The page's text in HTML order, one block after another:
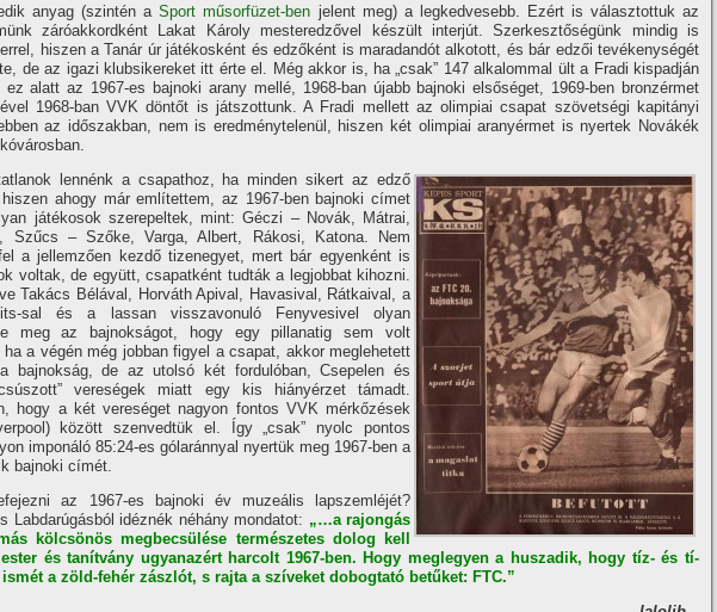
anyag (szintén aSport műsorfüzet-ben jelent meg) a legkedvesebb. Ezért is választottuk az
záróakkordként Lakat Károly mesteredzővel készült interjút. Szerkesztőségünk mindig is
hiszen a Tanár úr játékosként és edzőként is maradandót alkotott, és bár edzői tevékenységét
de az igazi klubsikereket itt érte el. Még akkor is, ha „csak” 147 alkalommal ült a Fradi kispadján
alatt az 1967-es bajnoki arany mellé, 1968-ban újabb bajnoki elsőséget, 1969-ben bronzérmet
1968-ban VVK döntőt is játszottunk. A Fradi mellett az olimpiai csapat szövetségi kapitányi
az időszakban, nem is eredménytelenül, hiszen két olimpiai aranyérmet is nyertek Novákék
lennénk a csapathoz, ha minden sikert az edző
hiszen ahogy már emlí­tettem, az 1967-ben bajnoki cí­met
játékosok szerepeltek, mint: Géczi – Novák, Mátrai,
Szűcs – Szőke, Varga, Albert, Rákosi, Katona. Nem
a jellemzően kezdő tizenegyet, mert bár egyenként is
voltak, de együtt, csapatként tudták a legjobbat kihozni.
Takács Bélával, Horváth Apival, Havasival, Rátkaival, a
sal és a lassan visszavonuló Fenyvesivel olyan
meg az bajnokságot, hogy egy pillanatig sem volt
ha a végén még jobban figyel a csapat, akkor meglehetett
bajnokság, de az utolsó két fordulóban, Csepelen és
vereségek miatt egy kis hiányérzet támadt.
hogy a két vereséget nagyon fontos VVK mérkőzések
között szenvedtük el. Így „csak” nyolc pontos
imponáló 85:24-es gólaránnyal nyertük meg 1967-ben a
bajnoki cí­mét.
az 1967-es bajnoki év muzeális lapszemléjét?
Labdarúgásból idéznék néhány mondatot: „…a rajongás
kölcsönös megbecsülése természetes dolog kell
és taní­tvány ugyanazért harcolt 1967-ben. Hogy meglegyen a huszadik, hogy tí­z- és tí­
a zöld-fehér zászlót, s rajta a szí­veket dobogtató betűket: FTC.”